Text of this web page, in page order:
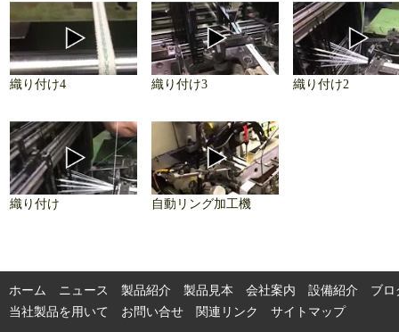
織り付け4 織り付け3 織り付け2
織り付け 自動リング加工機
ホーム ニュース 製品紹介 製品見本 会社案内 設備紹介
ブロ
当社製品を用いて
お問い合せ 関連リンク サイトマップ